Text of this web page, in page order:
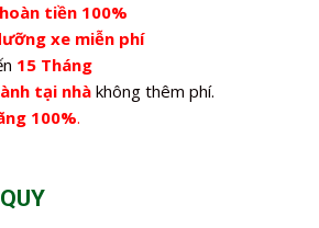
hoàn tiền 100%
xe miễn phí
15 Tháng
tại nhà không thêm phí.
100%.